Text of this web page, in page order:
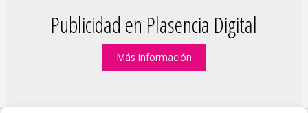
Publicidad en Plasencia Digital
Más información